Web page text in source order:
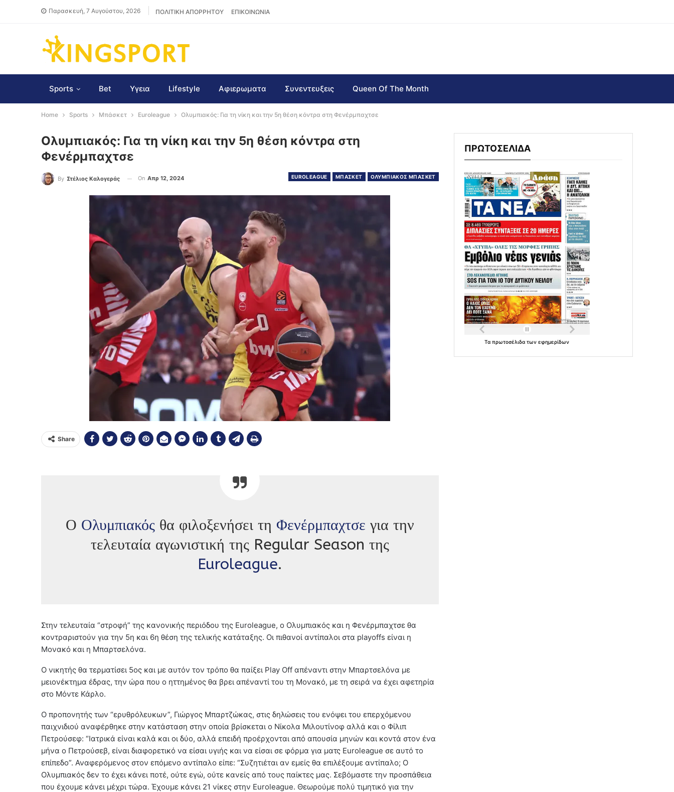
Παρασκευή, 7 Αυγούστου, 2026 ΠΟΛΙΤΙΚΗ ΑΠΟΡΡΗΤΟΥ ΕΠΙΚΟΙΝΩΝΙΑ
Sports Bet Υγεια Lifestyle Αφιερωματα Συνεντευξεις Queen Of The Month
Home Sports Μπάσκετ Euroleague Ολυμπιακός: Για τη νίκη και την 5η θέση κόντρα στη Φενέρμπαχτσε
Ολυμπιακός: Για τη νίκη και την 5η θέση κόντρα στη
Φενέρμπαχτσε
EUROLEAGUE ΜΠΑΣΚΕΤ ΟΛΥΜΠΙΑΚΟΣ ΜΠΑΣΚΕΤ
By Στέλιος Καλογεράς On Απρ 12, 2024
Share
Ο Ολυμπιακόςθα φιλοξενήσει τη Φενέρμπαχτσε για την
τελευταία αγωνιστική της Regular Season της
Euroleague.
Στην τελευταία “στροφή” της κανονικής περιόδου της Euroleague, ο Ολυμπιακός και η Φενέρμπαχτσε θα
κοντραριστούν για την 5η και 6η θέση της τελικής κατάταξης. Οι πιθανοί αντίπαλοι στα playoffs είναι η
Μονακό και η Μπαρτσελόνα.
Ο νικητής θα τερματίσει 5ος και με αυτόν τον τρόπο θα παίξει Play Off απέναντι στην Μπαρτσελόνα με
μειονέκτημα έδρας, την ώρα που ο ηττημένος θα βρει απέναντί του τη Μονακό, με τη σειρά να έχει αφετηρία
στο Μόντε Κάρλο.
Ο προπονητής των “ερυθρόλευκων”, Γιώργος Μπαρτζώκας, στις δηλώσεις του ενόψει του επερχόμενου
παιχνιδιού αναφέρθηκε στην κατάσταση στην οποία βρίσκεται ο Νίκολα Μιλουτίνοφ αλλά και ο Φίλιπ
Πετρούσεφ: “Ιατρικά είναι καλά και οι δύο, αλλά επειδή προέρχονται από απουσία μηνών και κοντά στον ένα
μήνα ο Πετρούσεβ, είναι διαφορετικό να είσαι υγιής και να είσαι σε φόρμα για ματς Euroleague σε αυτό το
επίπεδο”. Αναφερόμενος στον επόμενο αντίπαλο είπε: “Συζητιέται αν εμείς θα επιλέξουμε αντίπαλο; Ο
Ολυμπιακός δεν το έχει κάνει ποτέ, ούτε εγώ, ούτε κανείς από τους παίκτες μας. Σεβόμαστε την προσπάθεια
που έχουμε κάνει μέχρι τώρα. Έχουμε κάνει 21 νίκες στην Euroleague. Θεωρούμε πολύ τιμητικό για την
ΠΡΩΤΟΣΕΛΙΔΑ
Ταπρωτοσέλιδατωνεφημερίδων